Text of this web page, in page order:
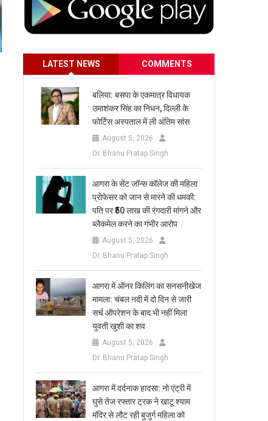
LATEST NEWS COMMENTS
बलिया: बसपा के एकमात्र विधायक
उमाशंकर सिंह का निधन, दिल्ली के
फोर्टिस अस्पताल में ली अंतिम सांस
August 5, 2026
Dr. Bhanu Pratap Singh
आगरा के सेंट जॉन्स कॉलेज की महिला
प्रोफेसर को जान से मारने की धमकी:
पति पर ₹50 लाख की रंगदारी मांगने और
ब्लैकमेल करने का गंभीर आरोप
August 5, 2026
Dr. Bhanu Pratap Singh
आगरा में ऑनर किलिंग का सनसनीखेज
मामला: चंबल नदी में दो दिन से जारी
सर्च ऑपरेशन के बाद भी नहीं मिला
युवती खुशी का शव
August 5, 2026
Dr. Bhanu Pratap Singh
आगरा में दर्दनाक हादसा: नो एंट्री में
घुसे तेज रफ्तार ट्रक ने खाटू श्याम
मंदिर से लौट रही बुजुर्ग महिला को